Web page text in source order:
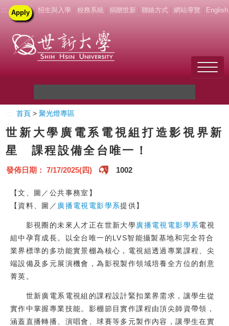
::: Apply | 招生與入學 校務系統 捐贈世新 聯絡方式 網站導覽 English
關於世新
未來學生
新生
在校生
教職員
校友
媒體
首頁 >聚光燈專區
世新大學廣電系電視組打造影視界新
星 課程設備全台唯一！
發佈日期： 7/17/2025(四) 1002
【文、圖／公共事務室】
【資料、圖／ 廣播電視電影學系提供】
影視圈的未來人才正在世新大學廣播電視電影學系電視
組中孕育成長。以全台唯一的LVS智能攝製基地和完全符合
業界標準的多功能實景棚為核心，電視組透過專業課程、尖
端設備及多元展演機會，為影視製作領域培養全方位的創意
菁英。
世新廣電系電視組的課程設計緊扣業界需求，讓學生從
實作中掌握專業技能。影棚節目實作課程由頂尖師資帶領，
涵蓋直播轉播、演唱會、球賽等多元製作內容，讓學生在實